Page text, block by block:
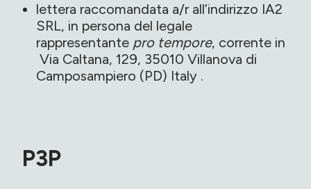
lettera raccomandata a/r all’indirizzo IA2
SRL, in persona del legale
rappresentante pro tempore, corrente in
Via Caltana, 129, 35010 Villanova di
Camposampiero (PD) Italy .
P3P